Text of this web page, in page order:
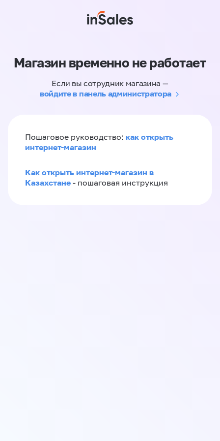
Магазин временно не работает
Если вы сотрудник магазина —
войдите в панель администратора
Пошаговое руководство: как открыть
интернет-магазин
Как открыть интернет-магазин в
Казахстане - пошаговая инструкция